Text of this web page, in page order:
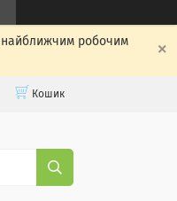
найближчим робочим
Кошик